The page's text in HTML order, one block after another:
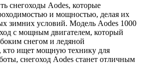
снегоходы Aodes, которые
и мощностью, делая их
зимних условий. Модель Aodes 1000
с мощным двигателем, который
снегом и ледяной
кто ищет мощную технику для
снегоход Aodes станет отличным